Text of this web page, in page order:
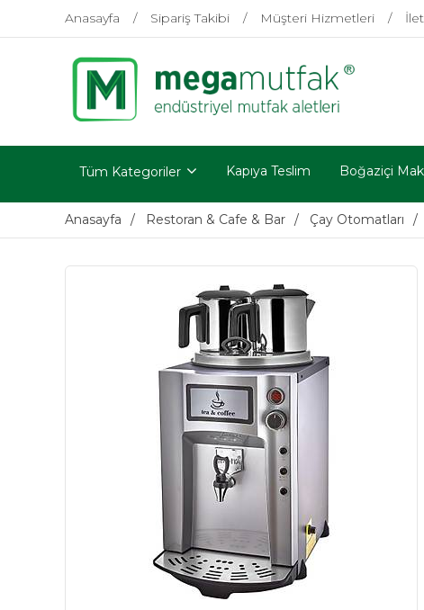
Anasayfa Sipariş Takibi Müşteri Hizmetleri
Tüm Kategoriler Kapıya Teslim Boğaziçi
Anasayfa Restoran & Cafe & Bar Çay Otomatları